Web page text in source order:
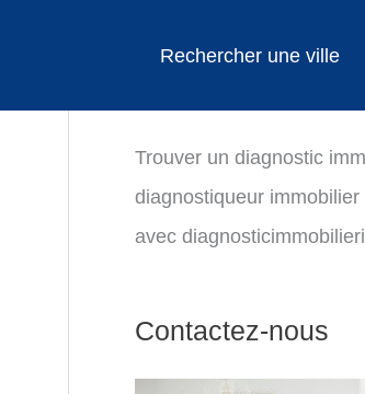
Rechercher une ville
Trouver un diagnostic
diagnostiqueur
avec
Contactez-nous